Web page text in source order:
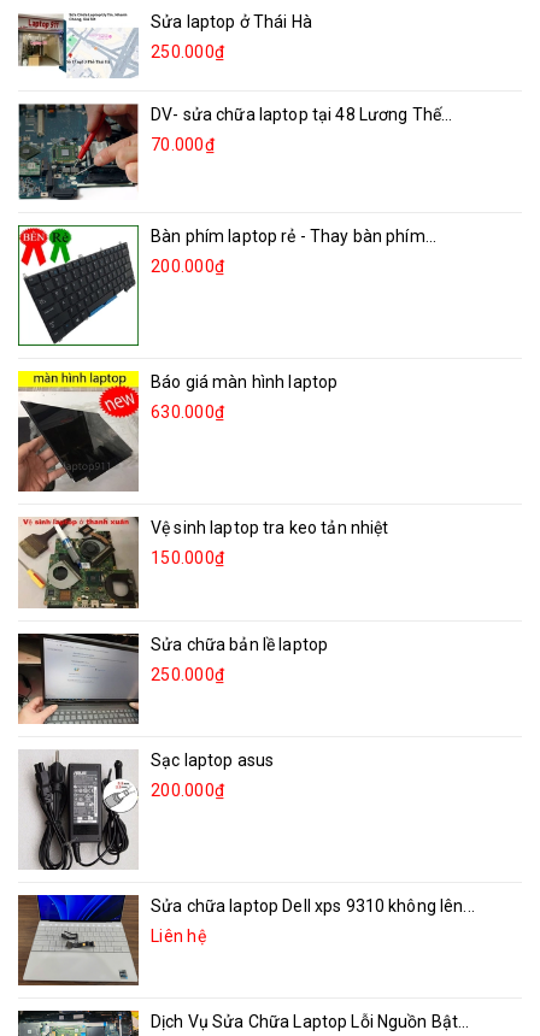
Sửa laptop ở Thái Hà
250.000₫
DV- sửa chữa laptop tại 48 Lương Thế...
70.000₫
Bàn phím laptop rẻ - Thay bàn phím...
200.000₫
Báo giá màn hình laptop
630.000₫
Vệ sinh laptop tra keo tản nhiệt
150.000₫
Sửa chữa bản lề laptop
250.000₫
Sạc laptop asus
200.000₫
Sửa chữa laptop Dell xps 9310 không lên...
Liên hệ
Dịch Vụ Sửa Chữa Laptop Lỗi Nguồn Bật...